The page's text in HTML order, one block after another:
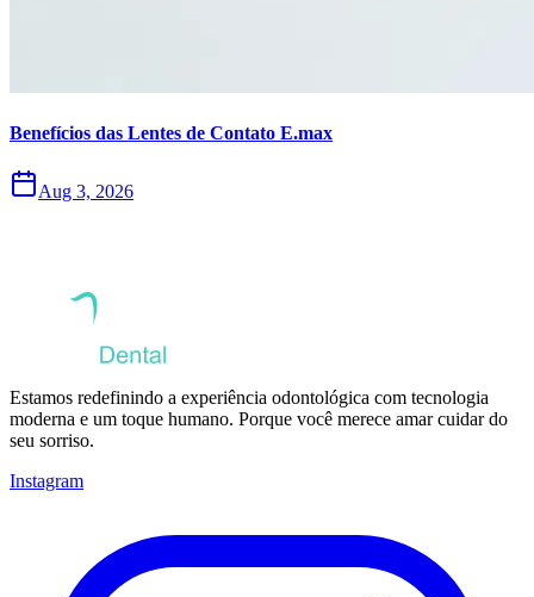
Benefícios das Lentes de Contato E.max
Aug 3, 2026
Estamos redefinindo a experiência odontológica com tecnologia
moderna e um toque humano. Porque você merece amar cuidar do
seu sorriso.
Instagram